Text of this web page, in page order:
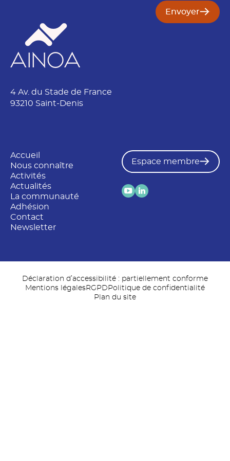
Envoyer
4 Av. du Stade de France
93210 Saint-Denis
Accueil
Nous connaître
Activités
Actualités
La communauté
Adhésion
Contact
Newsletter
Espace membre
Déclaration d’accessibilité : partiellement conforme
Mentions légalesRGPD Politique de confidentialité
Plan du site